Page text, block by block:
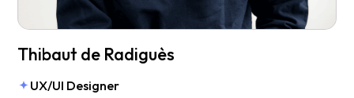
Thibaut de Radiguès
UX/UI Designer